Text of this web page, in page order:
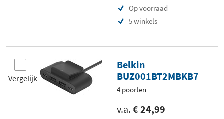
Op voorraad
5 winkels
Vergelijk
Belkin
BUZ001BT2MBKB7
4 poorten
v.a. € 24,99